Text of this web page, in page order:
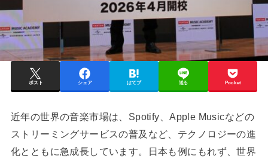
ポスト シェア はてブ 送る Pocket
近年の世界の音楽市場は、Spotify、Apple Musicなどの
ストリーミングサービスの普及など、テクノロジーの進
化とともに急成長しています。日本も例にもれず、世界